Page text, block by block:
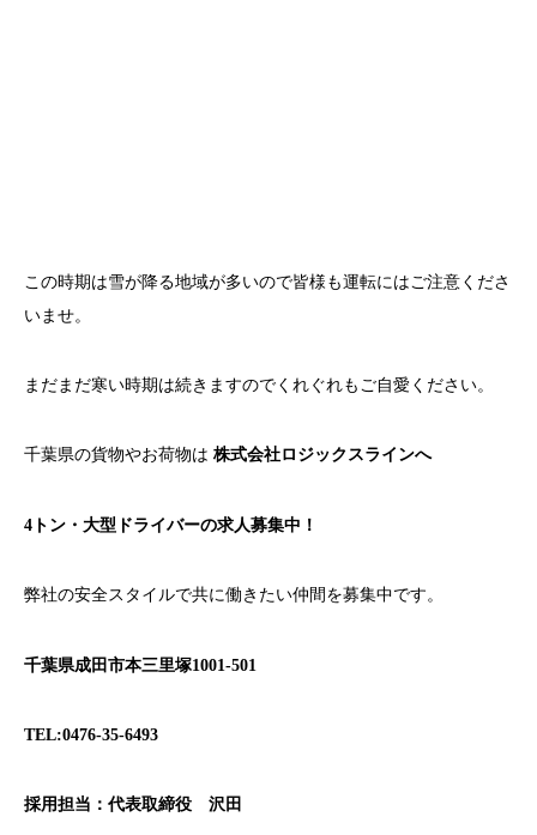
この時期は雪が降る地域が多いので皆様も運転にはご注意くださ
いませ。
まだまだ寒い時期は続きますのでくれぐれもご自愛ください。
千葉県の貨物やお荷物は 株式会社ロジックスラインへ
4トン・大型ドライバーの求人募集中！
弊社の安全スタイルで共に働きたい仲間を募集中です。
千葉県成田市本三里塚1001-501
TEL:0476-35-6493
採用担当：代表取締役 沢田